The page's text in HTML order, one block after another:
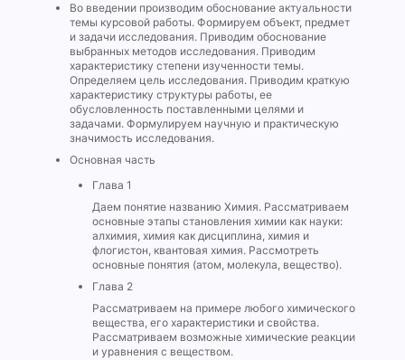
Во введении производим обоснование актуальности
темы курсовой работы. Формируем объект, предмет
и задачи исследования. Приводим обоснование
выбранных методов исследования. Приводим
характеристику степени изученности темы.
Определяем цель исследования. Приводим краткую
характеристику структуры работы, ее
обусловленность поставленными целями и
задачами. Формулируем научную и практическую
значимость исследования.
Основная часть
Глава 1
Даем понятие названию Химия. Рассматриваем
основные этапы становления химии как науки:
алхимия, химия как дисциплина, химия и
флогистон, квантовая химия. Рассмотреть
основные понятия (атом, молекула, вещество).
Глава 2
Рассматриваем на примере любого химического
вещества, его характеристики и свойства.
Рассматриваем возможные химические реакции
и уравнения с веществом.